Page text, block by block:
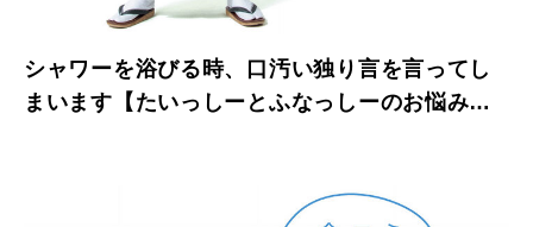
シャワーを浴びる時、口汚い独り言を言ってし
まいます【たいっしーとふなっしーのお悩み相